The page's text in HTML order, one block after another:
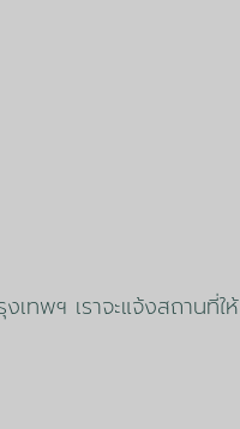
เทพฯ เราจะแจ้งสถานที่ให้